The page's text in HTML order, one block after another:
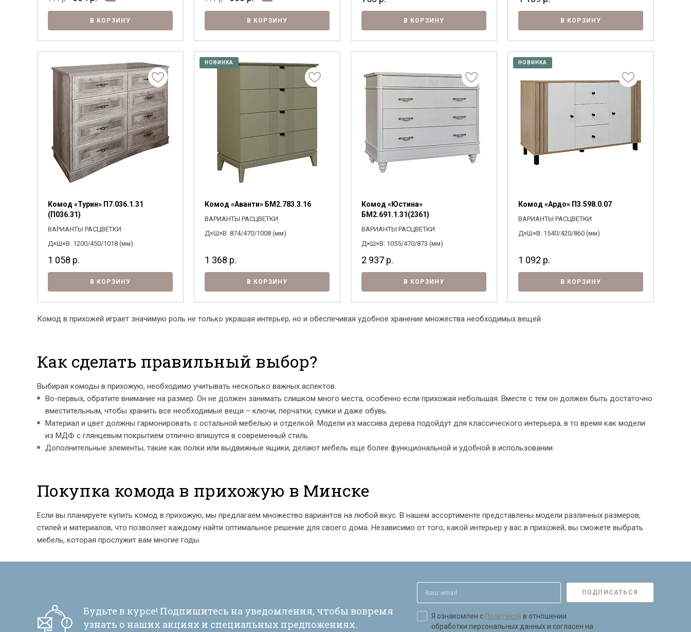
согласен на их обработку.
В КОРЗИНУ В КОРЗИНУ В КОРЗИНУ В КОРЗИНУ
Комод «Турин» П7.036.1.31
(П036.31)
ВАРИАНТЫ РАСЦВЕТКИ
Д×Ш×В: 1200/450/1018 (мм)
1 058 р.
В КОРЗИНУ
НОВИНКА
Комод «Аванти» БМ2.783.3.16
ВАРИАНТЫ РАСЦВЕТКИ
Д×Ш×В: 874/470/1008 (мм)
1 368 р.
В КОРЗИНУ
Комод «Юстина»
БМ2.691.1.31(2361)
ВАРИАНТЫ РАСЦВЕТКИ
Д×Ш×В: 1055/470/873 (мм)
2 937 р.
В КОРЗИНУ
НОВИНКА
Комод «Ардо» П3.598.0.07
ВАРИАНТЫ РАСЦВЕТКИ
Д×Ш×В: 1540/420/860 (мм)
1 092 р.
В КОРЗИНУ
Комод в прихожей играет значимую роль не только украшая интерьер, но и обеспечивая удобное хранение множества необходимых вещей.
Как сделать правильный выбор?
Выбирая комоды в прихожую, необходимо учитывать несколько важных аспектов.
Во-первых, обратите внимание на размер. Он не должен занимать слишком много места, особенно если прихожая небольшая. Вместе с тем он должен быть достаточно
вместительным, чтобы хранить все необходимые вещи – ключи, перчатки, сумки и даже обувь.
Материал и цвет должны гармонировать с остальной мебелью и отделкой. Модели из массива дерева подойдут для классического интерьера, в то время как модели
из МДФ с глянцевым покрытием отлично впишутся в современный стиль.
Дополнительные элементы, такие как полки или выдвижные ящики, делают мебель еще более функциональной и удобной в использовании.
Покупка комода в прихожую в Минске
Если вы планируете купить комод в прихожую, мы предлагаем множество вариантов на любой вкус. В нашем ассортименте представлены модели различных размеров,
стилей и материалов, что позволяет каждому найти оптимальное решение для своего дома. Независимо от того, какой интерьер у вас в прихожей, вы сможете выбрать
мебель, которая прослужит вам многие годы.
Будьте в курсе! Подпишитесь на уведомления, чтобы вовремя
узнать о наших акциях и специальных предложениях.
ПОДПИСАТЬСЯ
Я ознакомлен с Политикой в отношении
обработки персональных данных и согласен на